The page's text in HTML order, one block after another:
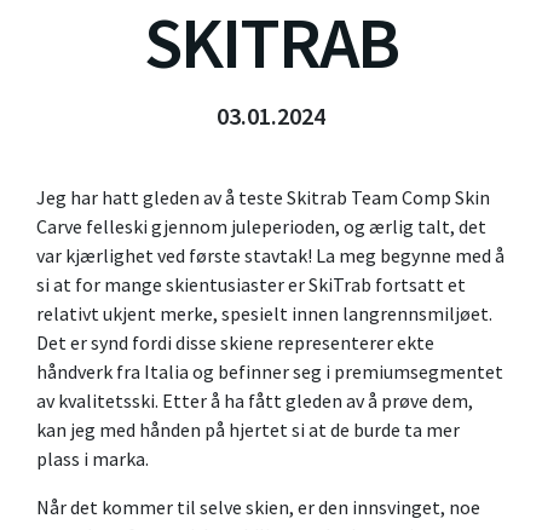
SKITRAB
03.01.2024
Jeg har hatt gleden av å teste Skitrab Team Comp Skin
Carve felleski gjennom juleperioden, og ærlig talt, det
var kjærlighet ved første stavtak! La meg begynne med å
si at for mange skientusiaster er SkiTrab fortsatt et
relativt ukjent merke, spesielt innen langrennsmiljøet.
Det er synd fordi disse skiene representerer ekte
håndverk fra Italia og befinner seg i premiumsegmentet
av kvalitetsski. Etter å ha fått gleden av å prøve dem,
kan jeg med hånden på hjertet si at de burde ta mer
plass i marka.
Når det kommer til selve skien, er den innsvinget, noe